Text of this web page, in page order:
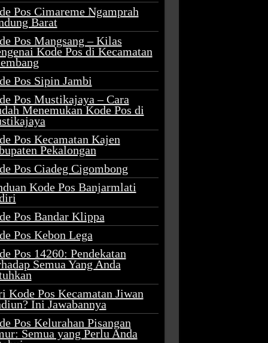
Pos Cimareme Ngamprah
Barat
Pos Mangsang – Kilas
Kode Pos di Kecamatan
Pos Sipin Jambi
Pos Mustikajaya – Cara
Menemukan Kode Pos di
Pos Kecamatan Kajen
Pekalongan
Pos Ciadeg Cigombong
Kode Pos Banjarmlati
Pos Bandar Klippa
Pos Kebon Lega
Pos 14260: Pendekatan
Semua Yang Anda
Kode Pos Kecamatan Jiwan
Ini Jawabannya
Pos Kelurahan Pisangan
Semua yang Perlu Anda